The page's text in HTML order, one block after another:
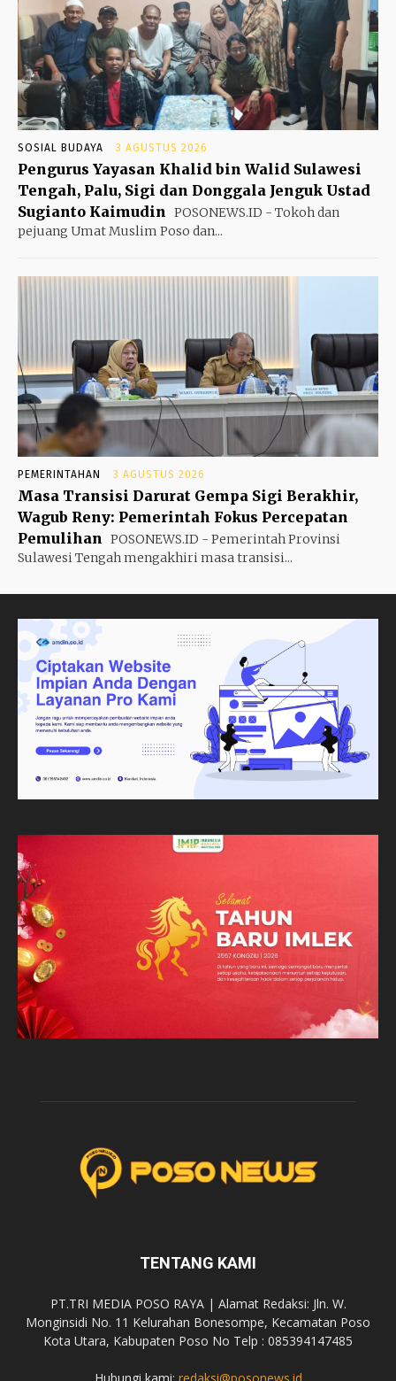
SOSIAL BUDAYA 3 AGUSTUS 2026
Pengurus Yayasan Khalid bin Walid Sulawesi
Tengah, Palu, Sigi dan Donggala Jenguk Ustad
Sugianto Kaimudin POSONEWS.ID - Tokoh dan
pejuang Umat Muslim Poso dan...
PEMERINTAHAN 3 AGUSTUS 2026
Masa Transisi Darurat Gempa Sigi Berakhir,
Wagub Reny: Pemerintah Fokus Percepatan
Pemulihan POSONEWS.ID - Pemerintah Provinsi
Sulawesi Tengah mengakhiri masa transisi...
TENTANG KAMI
PT.TRI MEDIA POSO RAYA | Alamat Redaksi: Jln. W.
Monginsidi No. 11 Kelurahan Bonesompe, Kecamatan Poso
Kota Utara, Kabupaten Poso No Telp : 085394147485